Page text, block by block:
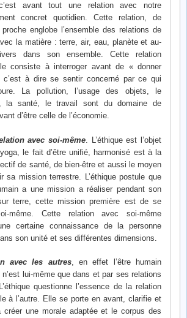
avant tout une relation avec notre
concret quotidien. Cette relation, de
englobe l’ensemble des relations de
la matière : terre, air, eau, planète et au-
dans son ensemble. Cette relation
consiste à interroger avant de « donner
c’est à dire se sentir concerné par ce qui
La pollution, l’usage des objets, le
la santé, le travail sont du domaine de
d’être celle de l’économie.
avec soi-même . L’éthique est l’objet
le fait d’être unifié, harmonisé est à la
de santé, de bien-être et aussi le moyen
sa mission terrestre. L’éthique postule que
a une mission a réaliser pendant son
terre, cette mission première est de se
même. Cette relation avec soi-même
certaine connaissance de la personne
son unité et ses différentes dimensions.
avec les autres, en effet l’être humain
n’est lui-même que dans et par ses relations
questionne l’essence de la relation
à l’autre. Elle se porte en avant, clarifie et
créer une morale adaptée et le corpus des